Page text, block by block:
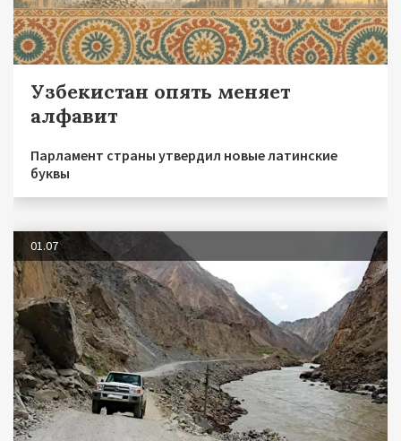
Узбекистан опять меняет
алфавит
Парламент страны утвердил новые латинские
буквы
01.07